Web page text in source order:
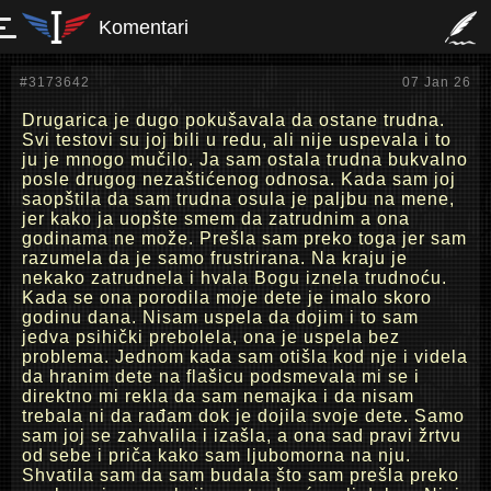
Komentari
#3173642 07 Jan 26
Drugarica je dugo pokušavala da ostane trudna.
Svi testovi su joj bili u redu, ali nije uspevala i to
ju je mnogo mučilo. Ja sam ostala trudna bukvalno
posle drugog nezaštićenog odnosa. Kada sam joj
saopštila da sam trudna osula je paljbu na mene,
jer kako ja uopšte smem da zatrudnim a ona
godinama ne može. Prešla sam preko toga jer sam
razumela da je samo frustrirana. Na kraju je
nekako zatrudnela i hvala Bogu iznela trudnoću.
Kada se ona porodila moje dete je imalo skoro
godinu dana. Nisam uspela da dojim i to sam
jedva psihički prebolela, ona je uspela bez
problema. Jednom kada sam otišla kod nje i videla
da hranim dete na flašicu podsmevala mi se i
direktno mi rekla da sam nemajka i da nisam
trebala ni da rađam dok je dojila svoje dete. Samo
sam joj se zahvalila i izašla, a ona sad pravi žrtvu
od sebe i priča kako sam ljubomorna na nju.
Shvatila sam da sam budala što sam prešla preko